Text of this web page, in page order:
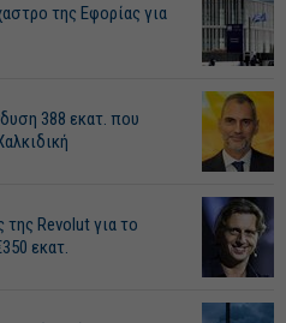
της Εφορίας για
388 εκατ. που
της Revolut για το
εκατ.